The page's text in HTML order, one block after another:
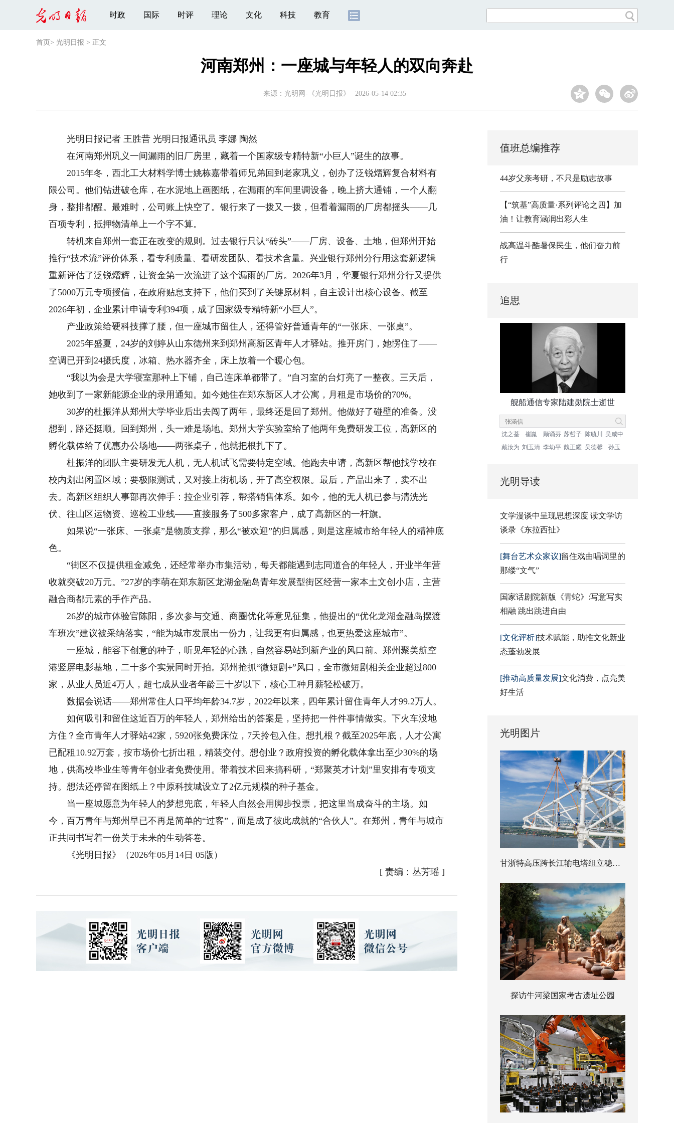
时政 国际 时评 理论 文化 科技 教育
首页 > 光明日报 > 正文
河南郑州：一座城与年轻人的双向奔赴
来源： 光明网-《光明日报》 2026-05-14 02:35
光明日报记者 王胜昔 光明日报通讯员 李娜 陶然
在河南郑州巩义一间漏雨的旧厂房里，藏着一个国家级专精特新“小巨人”诞生的故事。
2015年冬，西北工大材料学博士姚栋嘉带着师兄弟回到老家巩义，创办了泛锐熠辉复合材料有
限公司。他们钻进破仓库，在水泥地上画图纸，在漏雨的车间里调设备，晚上挤大通铺，一个人翻
身，整排都醒。最难时，公司账上快空了。银行来了一拨又一拨，但看着漏雨的厂房都摇头——几
百项专利，抵押物清单上一个字不算。
转机来自郑州一套正在改变的规则。过去银行只认“砖头”——厂房、设备、土地，但郑州开始
推行“技术流”评价体系，看专利质量、看研发团队、看技术含量。兴业银行郑州分行用这套新逻辑
重新评估了泛锐熠辉，让资金第一次流进了这个漏雨的厂房。2026年3月，华夏银行郑州分行又提供
了5000万元专项授信，在政府贴息支持下，他们买到了关键原材料，自主设计出核心设备。截至
2026年初，企业累计申请专利394项，成了国家级专精特新“小巨人”。
产业政策给硬科技撑了腰，但一座城市留住人，还得管好普通青年的“一张床、一张桌”。
2025年盛夏，24岁的刘婷从山东德州来到郑州高新区青年人才驿站。推开房门，她愣住了——
空调已开到24摄氏度，冰箱、热水器齐全，床上放着一个暖心包。
“我以为会是大学寝室那种上下铺，自己连床单都带了。”自习室的台灯亮了一整夜。三天后，
她收到了一家新能源企业的录用通知。如今她住在郑东新区人才公寓，月租是市场价的70%。
30岁的杜振洋从郑州大学毕业后出去闯了两年，最终还是回了郑州。他做好了碰壁的准备。没
想到，路还挺顺。回到郑州，头一难是场地。郑州大学实验室给了他两年免费研发工位，高新区的
孵化载体给了优惠办公场地——两张桌子，他就把根扎下了。
杜振洋的团队主要研发无人机，无人机试飞需要特定空域。他跑去申请，高新区帮他找学校在
校内划出闲置区域；要极限测试，又对接上街机场，开了高空权限。最后，产品出来了，卖不出
去。高新区组织人事部再次伸手：拉企业引荐，帮搭销售体系。如今，他的无人机已参与清洗光
伏、往山区运物资、巡检工业线——直接服务了500多家客户，成了高新区的一杆旗。
如果说“一张床、一张桌”是物质支撑，那么“被欢迎”的归属感，则是这座城市给年轻人的精神底
色。
“街区不仅提供租金减免，还经常举办市集活动，每天都能遇到志同道合的年轻人，开业半年营
收就突破20万元。”27岁的李萌在郑东新区龙湖金融岛青年发展型街区经营一家本土文创小店，主营
融合商都元素的手作产品。
26岁的城市体验官陈阳，多次参与交通、商圈优化等意见征集，他提出的“优化龙湖金融岛摆渡
车班次”建议被采纳落实，“能为城市发展出一份力，让我更有归属感，也更热爱这座城市”。
一座城，能容下创意的种子，听见年轻的心跳，自然容易站到新产业的风口前。郑州聚美航空
港竖屏电影基地，二十多个实景同时开拍。郑州抢抓“微短剧+”风口，全市微短剧相关企业超过800
家，从业人员近4万人，超七成从业者年龄三十岁以下，核心工种月薪轻松破万。
数据会说话——郑州常住人口平均年龄34.7岁，2022年以来，四年累计留住青年人才99.2万人。
如何吸引和留住这近百万的年轻人，郑州给出的答案是，坚持把一件件事情做实。下火车没地
方住？全市青年人才驿站42家，5920张免费床位，7天拎包入住。想扎根？截至2025年底，人才公寓
已配租10.92万套，按市场价七折出租，精装交付。想创业？政府投资的孵化载体拿出至少30%的场
地，供高校毕业生等青年创业者免费使用。带着技术回来搞科研，“郑聚英才计划”里安排有专项支
持。想法还停留在图纸上？中原科技城设立了2亿元规模的种子基金。
当一座城愿意为年轻人的梦想兜底，年轻人自然会用脚步投票，把这里当成奋斗的主场。如
今，百万青年与郑州早已不再是简单的“过客”，而是成了彼此成就的“合伙人”。在郑州，青年与城市
正共同书写着一份关于未来的生动答卷。
《光明日报》（2026年05月14日 05版）
[ 责编：丛芳瑶]
值班总编推荐
44岁父亲考研，不只是励志故事
【“筑基”高质量·系列评论之四】加
油！让教育涵润出彩人生
战高温斗酷暑保民生，他们奋力前
行
追思
舰船通信专家陆建勋院士逝世
沈之荃 崔崑 顾诵芬 苏哲子 陈毓川
吴咸中
戴汝为 刘玉清 李幼平 魏正耀 吴德馨 孙玉
光明导读
文学漫谈中呈现思想深度 读文学访
谈录《东拉西扯》
[舞台艺术众家议]留住戏曲唱词里的
那缕“文气”
国家话剧院新版《青蛇》:写意写实
相融 跳出跳进自由
[文化评析]技术赋能，助推文化新业
态蓬勃发展
[推动高质量发展]文化消费，点亮美
好生活
光明图片
甘浙特高压跨长江输电塔组立稳步推进
探访牛河梁国家考古遗址公园